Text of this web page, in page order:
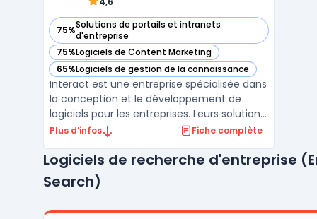
75%Solutions de portails et intranets
d'entreprise
— voir Interact dans cette catégorie
75%Logiciels de Content Marketing
— voir Interact dans cette catégorie
65%Logiciels de gestion de la connaissance
— voir Interact dans cette catégorie
Interact est une entreprise spécialisée dans
la conception et le développement de
logiciels pour les entreprises. Leurs solutions
sont adaptées à tous types d'activités, de
équipe, en passant par la gestion de la
relation client. Interact propose également
...
Plus d’infos Fiche complète
Logiciels de recherche d'entreprise
Search)